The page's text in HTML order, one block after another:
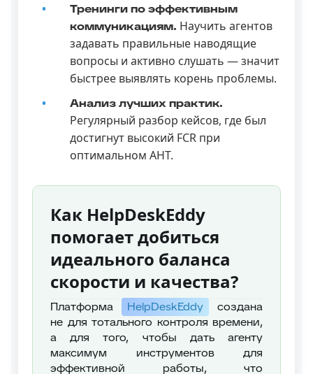
Тренинги по эффективным
коммуникациям. Научить агентов
задавать правильные наводящие
вопросы и активно слушать — значит
быстрее выявлять корень проблемы.
Анализ лучших практик.
Регулярный разбор кейсов, где был
достигнут высокий FCR при
оптимальном AHT.
Как HelpDeskEddy
помогает добиться
идеального баланса
скорости и качества?
Платформа HelpDeskEddy
создана
не для тотального контроля времени,
а для того, чтобы дать агенту
максимум инструментов для
эффективной работы, что